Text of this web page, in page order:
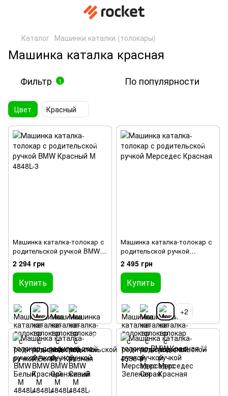
Каталог Машинки каталки (толокары)
Машинка каталка красная
Фильтр 1 По популярности
Цвет Красный
Машинка каталка-толокар с
родительской ручкой BMW
Красный M 4848L-3
2 294 грн
Купить
Машинка каталка-толокар с
родительской ручкой
Мерседес Красная
2 495 грн
Купить
+2